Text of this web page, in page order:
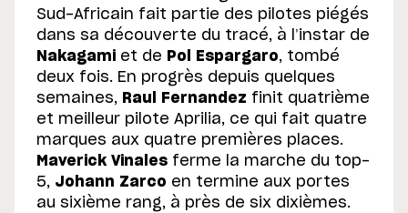
Sud-Africain fait partie des pilotes piégés
dans sa découverte du tracé, à l’instar de
Nakagami et de Pol Espargaro, tombé
deux fois. En progrès depuis quelques
semaines, Raul Fernandez finit quatrième
et meilleur pilote Aprilia, ce qui fait quatre
marques aux quatre premières places.
Maverick Vinales ferme la marche du top-
5, Johann Zarco en termine aux portes
au sixième rang, à près de six dixièmes.